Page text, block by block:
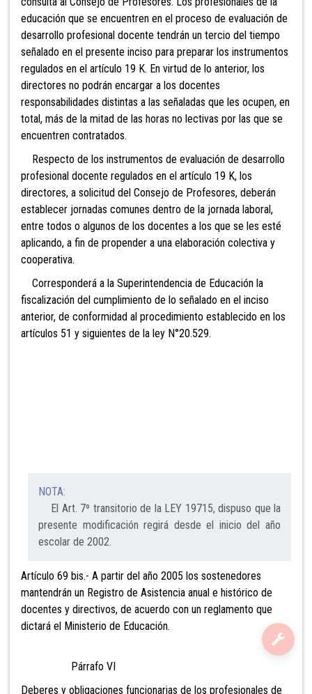
educación que se encuentren en el proceso de evaluación de
desarrollo profesional docente tendrán un tercio del tiempo
señalado en el presente inciso para preparar los instrumentos
regulados en el artículo 19 K. En virtud de lo anterior, los
directores no podrán encargar a los docentes
responsabilidades distintas a las señaladas que les ocupen, en
total, más de la mitad de las horas no lectivas por las que se
encuentren contratados.
Respecto de los instrumentos de evaluación de desarrollo
profesional docente regulados en el artículo 19 K, los
directores, a solicitud del Consejo de Profesores, deberán
establecer jornadas comunes dentro de la jornada laboral,
entre todos o algunos de los docentes a los que se les esté
aplicando, a fin de propender a una elaboración colectiva y
cooperativa.
Corresponderá a la Superintendencia de Educación la
fiscalización del cumplimiento de lo señalado en el inciso
anterior, de conformidad al procedimiento establecido en los
artículos 51 y siguientes de la ley N°20.529.
NOTA:
El Art. 7º transitorio de la LEY 19715, dispuso que la
presente modificación regirá desde el inicio del año
escolar de 2002.
Artículo 69 bis.- A partir del año 2005 los sostenedores
mantendrán un Registro de Asistencia anual e histórico de
docentes y directivos, de acuerdo con un reglamento que
dictará el Ministerio de Educación.
Párrafo VI
Deberes y obligaciones funcionarias de los profesionales de